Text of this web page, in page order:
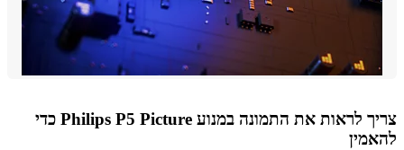
צריך לראות את התמונה במנוע Philips P5 Picture כדי